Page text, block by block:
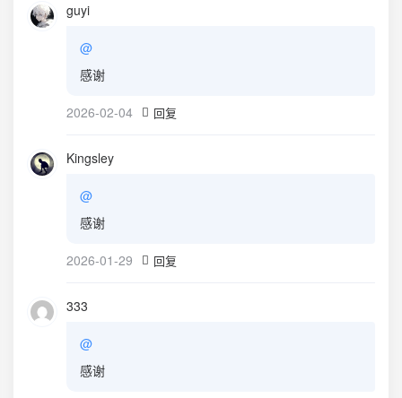
guyi
@
感谢
2026-02-04 回复
Kingsley
@
感谢
2026-01-29 回复
333
@
感谢